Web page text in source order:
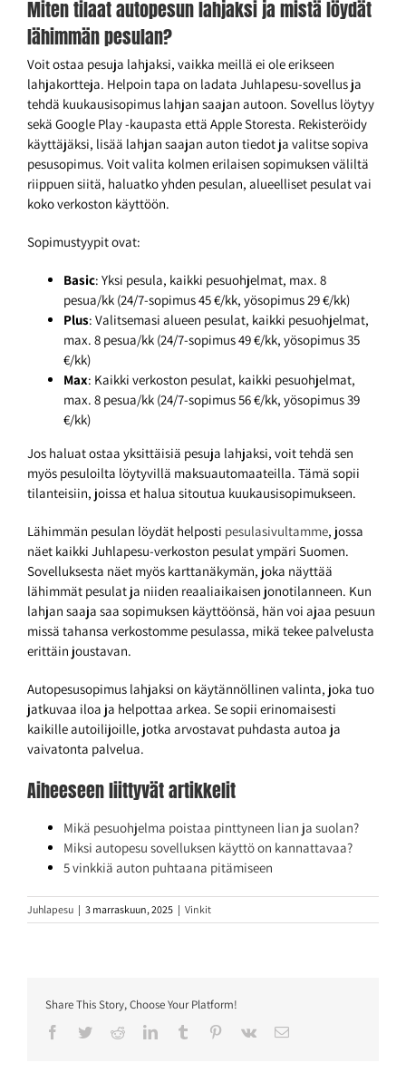
Miten tilaat autopesun lahjaksi ja mistä löydät
lähimmän pesulan?
Voit ostaa pesuja lahjaksi, vaikka meillä ei ole erikseen
lahjakortteja. Helpoin tapa on ladata Juhlapesu-sovellus ja
tehdä kuukausisopimus lahjan saajan autoon. Sovellus löytyy
sekä Google Play -kaupasta että Apple Storesta. Rekisteröidy
käyttäjäksi, lisää lahjan saajan auton tiedot ja valitse sopiva
pesusopimus. Voit valita kolmen erilaisen sopimuksen väliltä
riippuen siitä, haluatko yhden pesulan, alueelliset pesulat vai
koko verkoston käyttöön.
Sopimustyypit ovat:
Basic: Yksi pesula, kaikki pesuohjelmat, max. 8
pesua/kk (24/7-sopimus 45 €/kk, yösopimus 29 €/kk)
Plus: Valitsemasi alueen pesulat, kaikki pesuohjelmat,
max. 8 pesua/kk (24/7-sopimus 49 €/kk, yösopimus 35
€/kk)
Max: Kaikki verkoston pesulat, kaikki pesuohjelmat,
max. 8 pesua/kk (24/7-sopimus 56 €/kk, yösopimus 39
€/kk)
Jos haluat ostaa yksittäisiä pesuja lahjaksi, voit tehdä sen
myös pesuloilta löytyvillä maksuautomaateilla. Tämä sopii
tilanteisiin, joissa et halua sitoutua kuukausisopimukseen.
Lähimmän pesulan löydät helposti pesulasivultamme, jossa
näet kaikki Juhlapesu-verkoston pesulat ympäri Suomen.
Sovelluksesta näet myös karttanäkymän, joka näyttää
lähimmät pesulat ja niiden reaaliaikaisen jonotilanneen. Kun
lahjan saaja saa sopimuksen käyttöönsä, hän voi ajaa pesuun
missä tahansa verkostomme pesulassa, mikä tekee palvelusta
erittäin joustavan.
Autopesusopimus lahjaksi on käytännöllinen valinta, joka tuo
jatkuvaa iloa ja helpottaa arkea. Se sopii erinomaisesti
kaikille autoilijoille, jotka arvostavat puhdasta autoa ja
vaivatonta palvelua.
Aiheeseen liittyvät artikkelit
Mikä pesuohjelma poistaa pinttyneen lian ja suolan?
Miksi autopesu sovelluksen käyttö on kannattavaa?
5 vinkkiä auton puhtaana pitämiseen
Juhlapesu | 3 marraskuun, 2025 | Vinkit
Share This Story, Choose Your Platform!
Facebook
TwitterRedditLinkedInTumblr Pinterest
Vk Sähköposti